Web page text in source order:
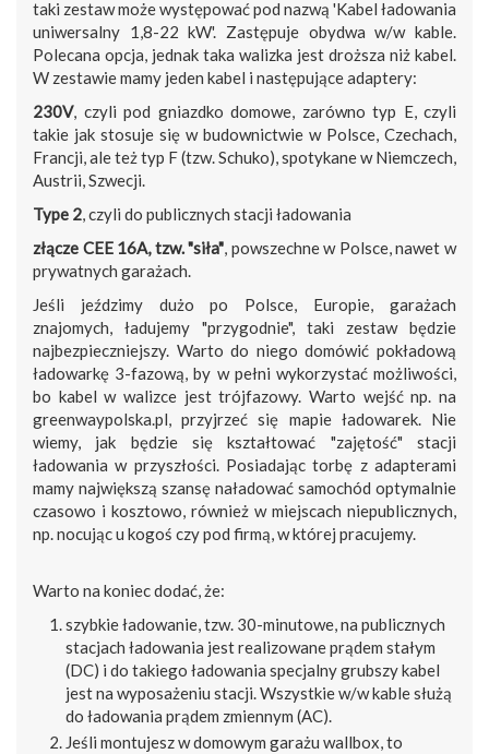
taki zestaw może występować pod nazwą 'Kabel ładowania
uniwersalny 1,8-22 kW'. Zastępuje obydwa w/w kable.
Polecana opcja, jednak taka walizka jest droższa niż kabel.
W zestawie mamy jeden kabel i następujące adaptery:
230V, czyli pod gniazdko domowe, zarówno typ E, czyli
takie jak stosuje się w budownictwie w Polsce, Czechach,
Francji, ale też typ F (tzw. Schuko), spotykane w Niemczech,
Austrii, Szwecji.
Type 2, czyli do publicznych stacji ładowania
złącze CEE 16A, tzw. "siła", powszechne w Polsce, nawet w
prywatnych garażach.
Jeśli jeździmy dużo po Polsce, Europie, garażach
znajomych, ładujemy "przygodnie", taki zestaw będzie
najbezpieczniejszy. Warto do niego domówić pokładową
ładowarkę 3-fazową, by w pełni wykorzystać możliwości,
bo kabel w walizce jest trójfazowy. Warto wejść np. na
greenwaypolska.pl, przyjrzeć się mapie ładowarek. Nie
wiemy, jak będzie się kształtować "zajętość" stacji
ładowania w przyszłości. Posiadając torbę z adapterami
mamy największą szansę naładować samochód optymalnie
czasowo i kosztowo, również w miejscach niepublicznych,
np. nocując u kogoś czy pod firmą, w której pracujemy.
Warto na koniec dodać, że:
szybkie ładowanie, tzw. 30-minutowe, na publicznych
stacjach ładowania jest realizowane prądem stałym
(DC) i do takiego ładowania specjalny grubszy kabel
jest na wyposażeniu stacji. Wszystkie w/w kable służą
do ładowania prądem zmiennym (AC).
Jeśli montujesz w domowym garażu wallbox, to